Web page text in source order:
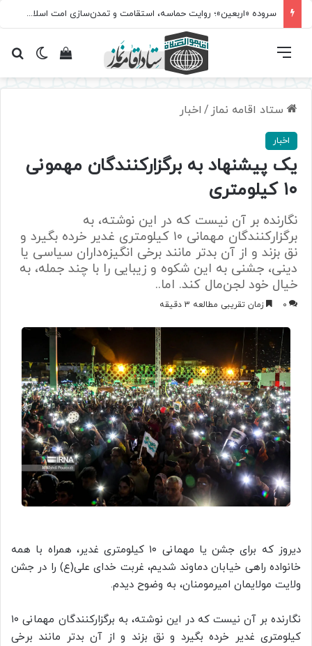
سروده‌ «اربعین»؛ روایت حماسه، استقامت و تمدن‌سازی امت اسلامی
تغییرمشاهده فهرست
ستاد اقامه نماز / اخبار
اخبار
یک پیشنهاد به برگزارکنندگان مهمونی
۱۰ کیلومتری
نگارنده بر آن نیست که در این نوشته، به
برگزارکنندگان مهمانی ۱۰ کیلومتری غدیر خرده بگیرد و
نق بزند و از آن بدتر مانند برخی انگیزه‌داران سیاسی یا
دینی، جشنی به این شکوه و زیبایی را با چند جمله، به
خیال خود لجن‌مال کند. اما..
0 زمان تقریبی مطالعه 3 دقیقه
دیروز که برای جشن یا مهمانی ۱۰ کیلومتری غدیر، همراه با همه
خانواده راهی خیابان دماوند شدیم، غربت خدای علی(ع) را در جشن
ولایت مولایمان امیرمومنان، به وضوح دیدم.
نگارنده بر آن نیست که در این نوشته، به برگزارکنندگان مهمانی ۱۰
کیلومتری غدیر خرده بگیرد و نق بزند و از آن بدتر مانند برخی